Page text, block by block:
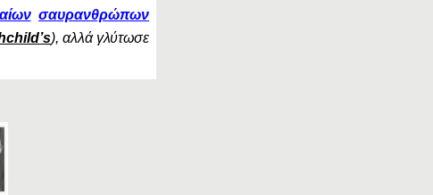
σαυρανθρώπων
), αλλά γλύτωσε